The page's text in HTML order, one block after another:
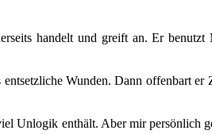
handelt und greift an. Er
Wunden. Dann offenbart
Unlogik enthält. Aber mir persönlich